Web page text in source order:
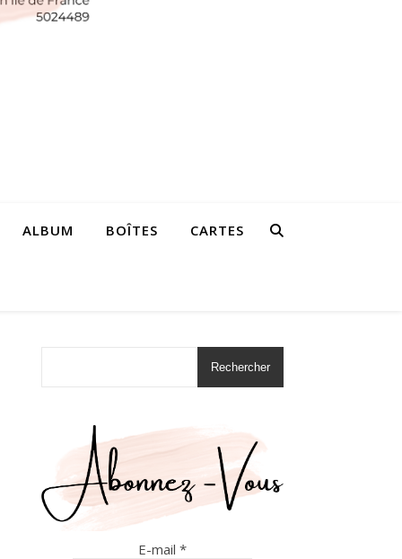
ALBUM BOÎTES CARTES
Rechercher
E-mail *